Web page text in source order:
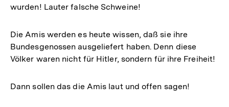
wurden! Lauter falsche Schweine!
Die Amis werden es heute wissen, daß sie ihre
Bundesgenossen ausgeliefert haben. Denn diese
Völker waren nicht für Hitler, sondern für ihre Freiheit!
Dann sollen das die Amis laut und offen sagen!